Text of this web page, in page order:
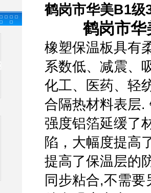
鹤岗市华美B1级
鹤岗市华
橡塑保温板具有
系数低、减震、
化工、医药、轻
合隔热材料表层.
强度铝箔延缓了
陷，大幅度提高
提高了保温层的
同步粘合,不需